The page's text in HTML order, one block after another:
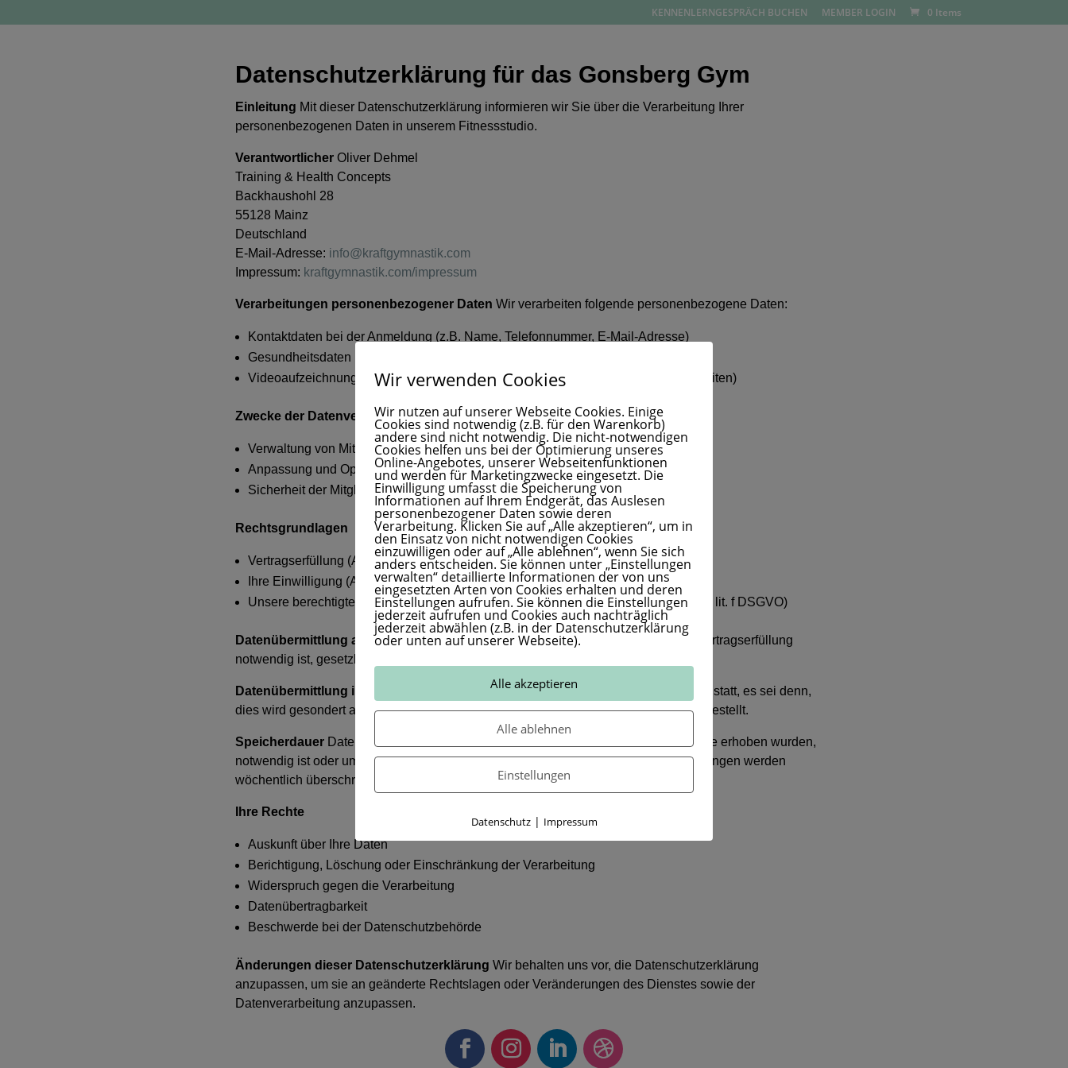
KENNENLERNGESPRÄCH BUCHEN MEMBER LOGIN 0 Items
Datenschutzerklärung für das Gonsberg Gym
Einleitung Mit dieser Datenschutzerklärung informieren wir Sie über die Verarbeitung Ihrer
personenbezogenen Daten in unserem Fitnessstudio.
VerantwortlicherOliver Dehmel
Training & Health Concepts
Backhaushohl 28
55128 Mainz
Deutschland
E-Mail-Adresse: info@kraftgymnastik.com
Impressum: kraftgymnastik.com/impressum
Verarbeitungen personenbezogener Daten Wir verarbeiten folgende personenbezogene Daten:
Kontaktdaten bei der Anmeldung (z.B. Name, Telefonnummer, E-Mail-Adresse)
Gesundheitsdaten (zur Anpassung des Trainingsprogramms)
Videoaufzeichnungen zur Sicherheitsüberwachung (nur außerhalb der Öffnungszeiten)
Zwecke der Datenverarbeitung
Verwaltung von Mitgliedschaften
Anpassung und Optimierung des Trainingsangebots
Sicherheit der Mitglieder und des Eigentums durch Videoüberwachung
Rechtsgrundlagen
Vertragserfüllung (Art. 6 Abs. 1 lit. b DSGVO)
Ihre Einwilligung (Art. 6 Abs. 1 lit. a DSGVO), insbesondere bei Gesundheitsdaten
Unsere berechtigten Interessen an der Gewährleistung der Sicherheit (Art. 6 Abs. 1 lit. f DSGVO)
Datenübermittlung an DritteDaten werden nur an Dritte übermittelt, wenn es zur Vertragserfüllung
notwendig ist, gesetzlich vorgeschrieben ist oder Sie eingewilligt haben.
Datenübermittlung in Drittstaaten
Es findet keine Datenübermittlung in Drittstaaten statt, es sei denn,
dies wird gesondert angekündigt und angemessene Schutzmaßnahmen sind sichergestellt.
SpeicherdauerDaten werden so lange gespeichert, wie es für die Zwecke, für die sie erhoben wurden,
notwendig ist oder um gesetzlichen Anforderungen zu entsprechen. Videoaufzeichnungen werden
wöchentlich überschrieben.
Ihre Rechte
Auskunft über Ihre Daten
Berichtigung, Löschung oder Einschränkung der Verarbeitung
Widerspruch gegen die Verarbeitung
Datenübertragbarkeit
Beschwerde bei der Datenschutzbehörde
Änderungen dieser Datenschutzerklärung Wir behalten uns vor, die Datenschutzerklärung
anzupassen, um sie an geänderte Rechtslagen oder Veränderungen des Dienstes sowie der
Datenverarbeitung anzupassen.
Wir verwenden Cookies
Wir nutzen auf unserer Webseite Cookies. Einige
Cookies sind notwendig (z.B. für den Warenkorb)
andere sind nicht notwendig. Die nicht-notwendigen
Cookies helfen uns bei der Optimierung unseres
Online-Angebotes, unserer Webseitenfunktionen
und werden für Marketingzwecke eingesetzt. Die
Einwilligung umfasst die Speicherung von
Informationen auf Ihrem Endgerät, das Auslesen
personenbezogener Daten sowie deren
Verarbeitung. Klicken Sie auf „Alle akzeptieren“, um in
den Einsatz von nicht notwendigen Cookies
einzuwilligen oder auf „Alle ablehnen“, wenn Sie sich
anders entscheiden. Sie können unter „Einstellungen
verwalten“ detaillierte Informationen der von uns
eingesetzten Arten von Cookies erhalten und deren
Einstellungen aufrufen. Sie können die Einstellungen
jederzeit aufrufen und Cookies auch nachträglich
jederzeit abwählen (z.B. in der Datenschutzerklärung
oder unten auf unserer Webseite).
Alle akzeptieren
Alle ablehnen
Einstellungen
Datenschutz| Impressum